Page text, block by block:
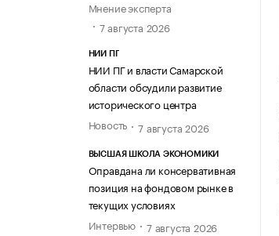
Мнение эксперта
7 августа 2026
НИИ ПГ
НИИ ПГ и власти Самарской
области обсудили развитие
исторического центра
Новость
7 августа 2026
ВЫСШАЯ ШКОЛА ЭКОНОМИКИ
Оправдана ли консервативная
позиция на фондовом рынке в
текущих условиях
Интервью
7 августа 2026